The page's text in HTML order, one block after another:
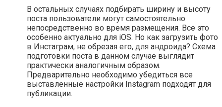
В остальных случаях подбирать ширину и высоту
поста пользователи могут самостоятельно
непосредственно во время размещения. Все это
особенно актуально для iOS. Но как загрузить фото
в Инстаграм, не обрезая его, для андроида? Схема
подготовки поста в данном случае выглядит
практически аналогичным образом.
Предварительно необходимо убедиться все
выставленные настройки Instagram подходят для
публикации.